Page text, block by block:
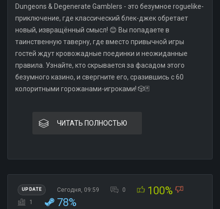
Dungeons & Degenerate Gamblers - это безумное roguelike-
приключение, где классический блек-джек обретает
новый, извращённый смысл! 😊 Вы попадаете в
таинственную таверну, где вместо привычной игры
гостей ждут кровожадные поединки и неожиданные
правила. Узнайте, кто скрывается за фасадом этого
безумного казино, и свергните его, сразившись с 60
колоритными горожанами-игроками! 🎲🃏
ЧИТАТЬ ПОЛНОСТЬЮ
UPDATE Сегодня, 09:59 0 100%
1 78%